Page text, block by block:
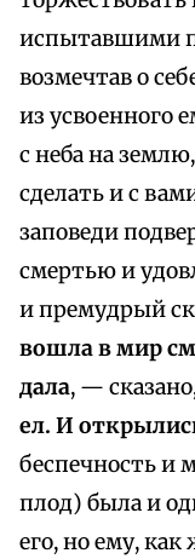
испытавшими
возмечтав о
из усвоенного
с неба на
сделать и с
заповеди
смертью и
и премудрый
вошла в мир
дала, —
ел. И
беспечность и
плод) была и
его, но ему,